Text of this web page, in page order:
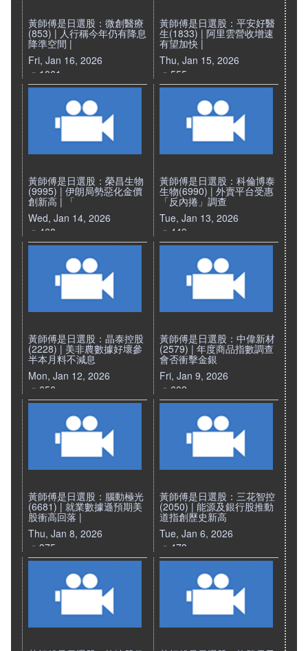
黃師傅是日選股：微創醫療
(853) | 人行稱今年仍有降息
降準空間 |
Fri, Jan 16, 2026
1061
黃師傅是日選股：平安好醫
生(1833) | 阿里雲營收增速
有望加快 |
Thu, Jan 15, 2026
555
黃師傅是日選股：榮昌生物
(9995) | 伊朗局勢惡化金價
創新高 | 「
Wed, Jan 14, 2026
468
黃師傅是日選股：科倫博泰
生物(6990) | 外賣平台受惠
「反內捲」調查
Tue, Jan 13, 2026
449
黃師傅是日選股：晶泰控股
(2228) | 美非農數據好壞參
半本月料不減息
Mon, Jan 12, 2026
656
黃師傅是日選股：中偉新材
(2579) | 年度商品指數調查
會否衝擊金銀
Fri, Jan 9, 2026
602
黃師傅是日選股：腦動極光
(6681) | 就業數據遜預期美
股衝高回落 |
Thu, Jan 8, 2026
375
黃師傅是日選股：三花智控
(2050) | 能源及銀行股推動
道指創歷史新高
Tue, Jan 6, 2026
473